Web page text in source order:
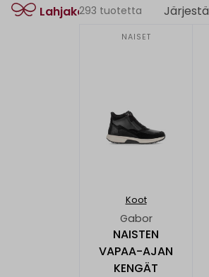
Lahjakortti293 tuotetta Järjestä
NAISET
Koot
Gabor
NAISTEN
VAPAA-AJAN
KENGÄT